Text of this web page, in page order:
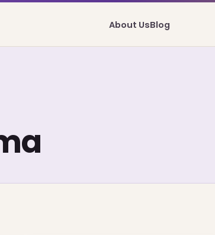
About UsBlog